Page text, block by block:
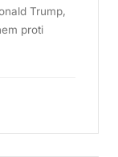
Trump,
proti